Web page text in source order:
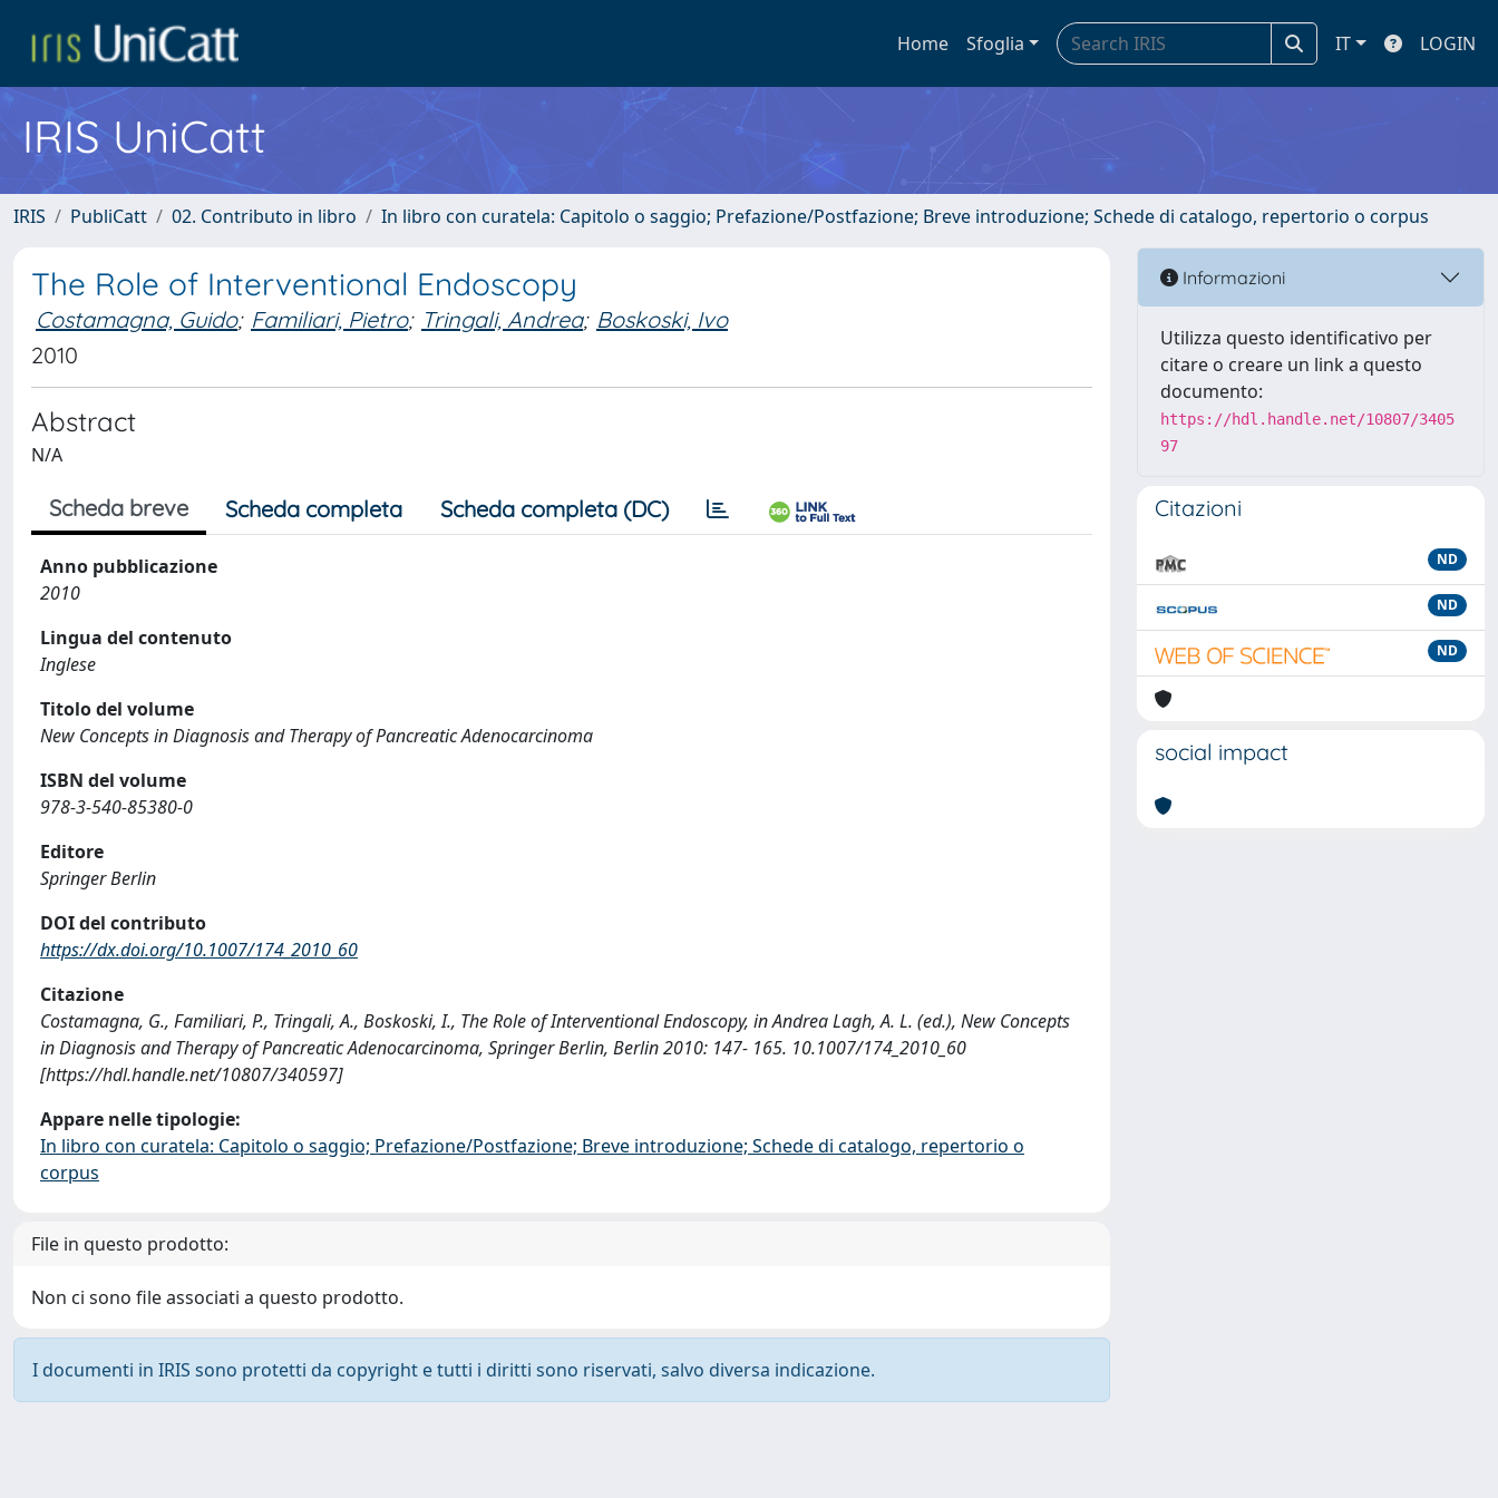
Home Sfoglia IT LOGIN
IRIS UniCatt
IRIS PubliCatt 02. Contributo in libro In libro con curatela: Capitolo o saggio; Prefazione/Postfazione; Breve introduzione; Schede di catalogo, repertorio o corpus
The Role of Interventional Endoscopy
Costamagna, Guido; Familiari, Pietro; Tringali, Andrea; Boskoski, Ivo
2010
Abstract
N/A
Scheda breve Scheda completa Scheda completa (DC)
Anno pubblicazione
2010
Lingua del contenuto
Inglese
Titolo del volume
New Concepts in Diagnosis and Therapy of Pancreatic Adenocarcinoma
ISBN del volume
978-3-540-85380-0
Editore
Springer Berlin
DOI del contributo
https://dx.doi.org/10.1007/174_2010_60
Citazione
Costamagna, G., Familiari, P., Tringali, A., Boskoski, I., The Role of Interventional Endoscopy, in Andrea Lagh, A. L. (ed.), New Concepts
in Diagnosis and Therapy of Pancreatic Adenocarcinoma, Springer Berlin, Berlin 2010: 147- 165. 10.1007/174_2010_60
[https://hdl.handle.net/10807/340597]
Appare nelle tipologie:
In libro con curatela: Capitolo o saggio; Prefazione/Postfazione; Breve introduzione; Schede di catalogo, repertorio o
corpus
File in questo prodotto:
Non ci sono file associati a questo prodotto.
I documenti in IRIS sono protetti da copyright e tutti i diritti sono riservati, salvo diversa indicazione.
Informazioni
Utilizza questo identificativo per
citare o creare un link a questo
documento:
https://hdl.handle.net/10807/3405
97
Citazioni
ND
ND
ND
social impact